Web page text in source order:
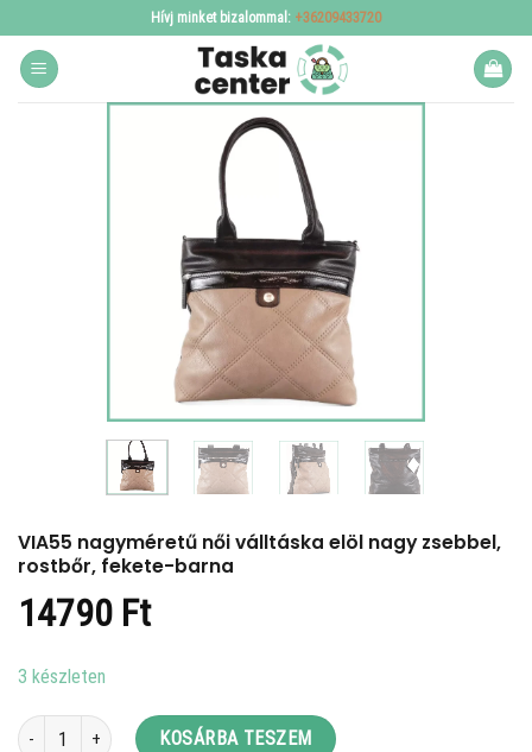
to
content
Hívj minket bizalommal: +36209433720
VIA55 nagyméretű női válltáska elöl nagy zsebbel,
rostbőr, fekete-barna
14790 Ft
3 készleten
VIA55 nagyméretű női válltáska elöl nagy zsebbel, rostbőr, fekete-barna
KOSÁRBA TESZEM